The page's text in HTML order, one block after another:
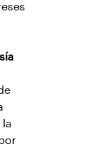
la